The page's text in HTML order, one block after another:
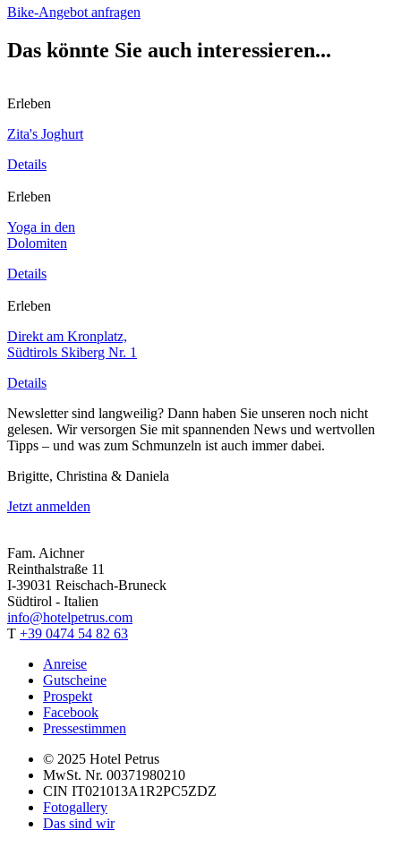
Bike-Angebot anfragen
Das könnte Sie auch interessieren...
Erleben
Zita's Joghurt
Details
Erleben
Yoga in den
Dolomiten
Details
Erleben
Direkt am Kronplatz,
Südtirols Skiberg Nr. 1
Details
Newsletter sind langweilig? Dann haben Sie unseren noch nicht
gelesen. Wir versorgen Sie mit spannenden News und wertvollen
Tipps – und was zum Schmunzeln ist auch immer dabei.
Brigitte, Christina & Daniela
Jetzt anmelden
Fam. Aichner
Reinthalstraße 11
I-39031 Reischach-Bruneck
Südtirol - Italien
info@hotelpetrus.com
T +39 0474 54 82 63
Anreise
Gutscheine
Prospekt
Facebook
Pressestimmen
© 2025 Hotel Petrus
MwSt. Nr. 00371980210
CIN IT021013A1R2PC5ZDZ
Fotogallery
Das sind wir